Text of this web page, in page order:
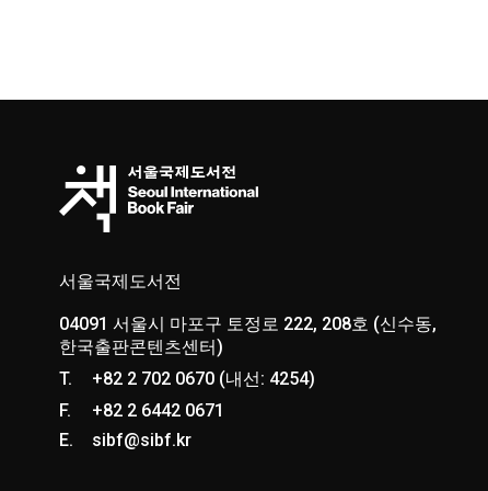
서울국제도서전
04091 서울시 마포구 토정로 222, 208호 (신수동,
한국출판콘텐츠센터)
T.
+82 2 702 0670 (내선: 4254)
F.
+82 2 6442 0671
E.
sibf@sibf.kr